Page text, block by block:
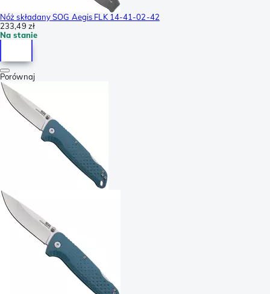
Nóż składany SOG Aegis FLK 14-41-02-42
233,49 zł
Na stanie
Porównaj